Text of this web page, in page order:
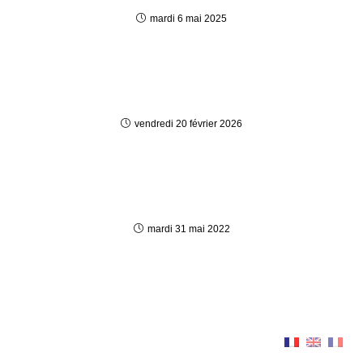
mardi 6 mai 2025
vendredi 20 février 2026
mardi 31 mai 2022